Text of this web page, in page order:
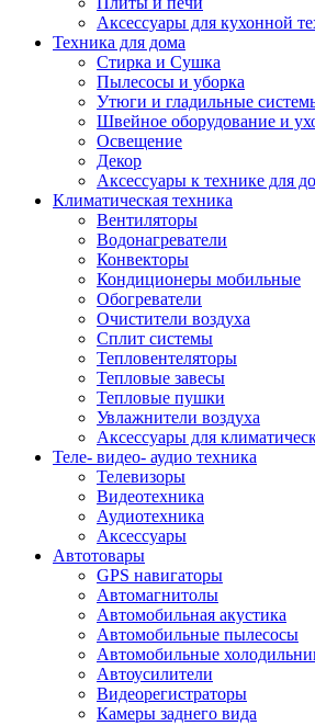
Аксессуары для кухонной
Техника для дома
Стирка и Сушка
Пылесосы и уборка
Утюги и гладильные
Швейное оборудование и
Освещение
Декор
Аксессуары к технике для
Климатическая техника
Вентиляторы
Водонагреватели
Конвекторы
Кондиционеры мобильные
Обогреватели
Очистители воздуха
Сплит системы
Тепловентеляторы
Тепловые завесы
Тепловые пушки
Увлажнители воздуха
Аксессуары для
Теле- видео- аудио техника
Телевизоры
Видеотехника
Аудиотехника
Аксессуары
Автотовары
GPS навигаторы
Автомагнитолы
Автомобильная акустика
Автомобильные пылесосы
Автомобильные
Автоусилители
Видеорегистраторы
Камеры заднего вида